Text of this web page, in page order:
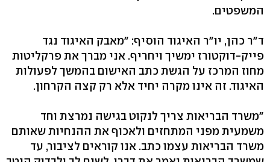
המשפטים.
ד"ר כהן, יו"ר האיגוד הוסיף: "מאבק האיגוד נגד
פייק-דוקטורז ימשיך ויחריף. אני מברך את פרקליטות
מחוז המרכז על הגשת כתב האישום בהמשך לפעולות
האיגוד. זה אינו מקרה יחיד אלא רק קצה הקרחון.
"משרד הבריאות צריך לנקוט בגישה נמרצת וחד
משמעית מפני המתחזים ולאכוף את ההנחיות שאותם
משרד הבריאות עצמו כתב. אנו קוראים לציבור, עד